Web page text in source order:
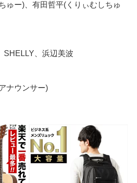
ゅー)、有田哲平(くりぃむしちゅ
SHELLY、浜辺美波
ナウンサー)